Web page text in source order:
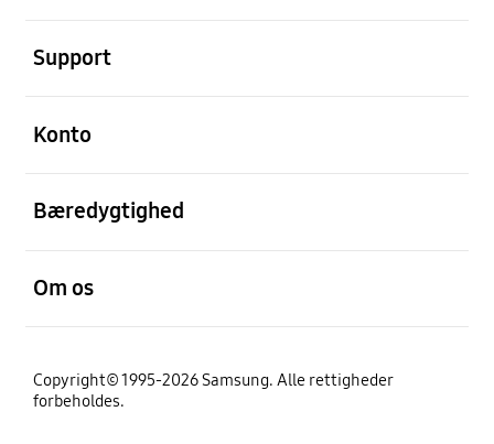
Support
Konto
Bæredygtighed
Om os
Copyright© 1995-2026 Samsung. Alle rettigheder
forbeholdes.